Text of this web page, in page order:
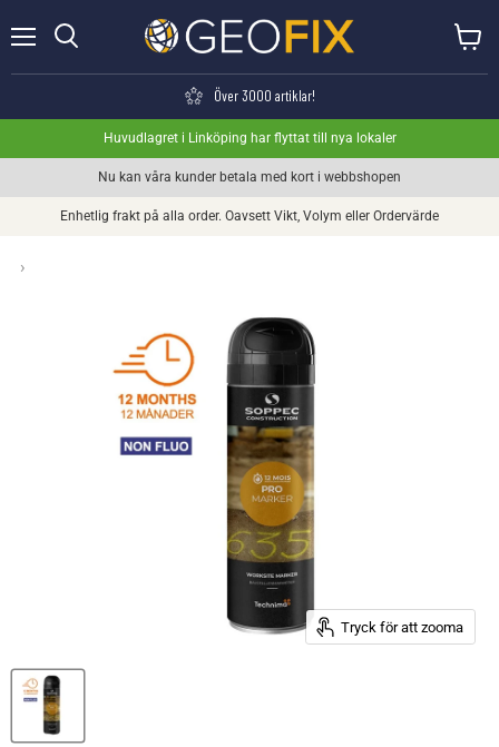
Över 3000 artiklar!
Huvudlagret i Linköping har flyttat till nya lokaler
Nu kan våra kunder betala med kort i webbshopen
Enhetlig frakt på alla order. Oavsett Vikt, Volym eller Ordervärde
›
Tryck för att zooma